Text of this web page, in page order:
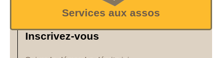
Services aux assos
Inscrivez-vous